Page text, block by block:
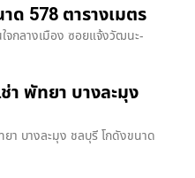
ด 578 ตารางเมตร
จกลางเมือง ซอยแจ้งวัฒนะ-
ช่า พัทยา บางละมุง
ยา บางละมุง ชลบุรี โกดังขนาด